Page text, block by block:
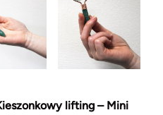
lifting – Mini